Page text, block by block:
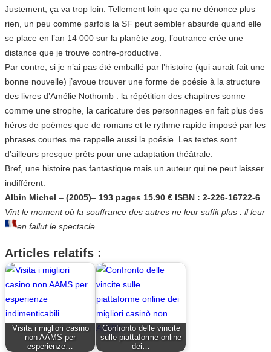
Justement, ça va trop loin. Tellement loin que ça ne dénonce plus
rien, un peu comme parfois la SF peut sembler absurde quand elle
se place en l’an 14 000 sur la planète zog, l’outrance crée une
distance que je trouve contre-productive.
Par contre, si je n’ai pas été emballé par l’histoire (qui aurait fait une
bonne nouvelle) j’avoue trouver une forme de poésie à la structure
des livres d’Amélie Nothomb : la répétition des chapitres sonne
comme une strophe, la caricature des personnages en fait plus des
héros de poèmes que de romans et le rythme rapide imposé par les
phrases courtes me rappelle aussi la poésie. Les textes sont
d’ailleurs presque prêts pour une adaptation théâtrale.
Bref, une histoire pas fantastique mais un auteur qui ne peut laisser
indifférent.
Albin Michel – (2005)– 193 pages 15.90 € ISBN : 2-226-16722-6
Vint le moment où la souffrance des autres ne leur suffit plus : il leur
en fallut le spectacle.
Articles relatifs :
Visita i migliori casino
non AAMS per
esperienze…
Confronto delle vincite
sulle piattaforme online
dei…